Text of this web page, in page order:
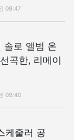
09:47
솔로 앨범 온
곡한, 리메이
09:40
케줄러 공